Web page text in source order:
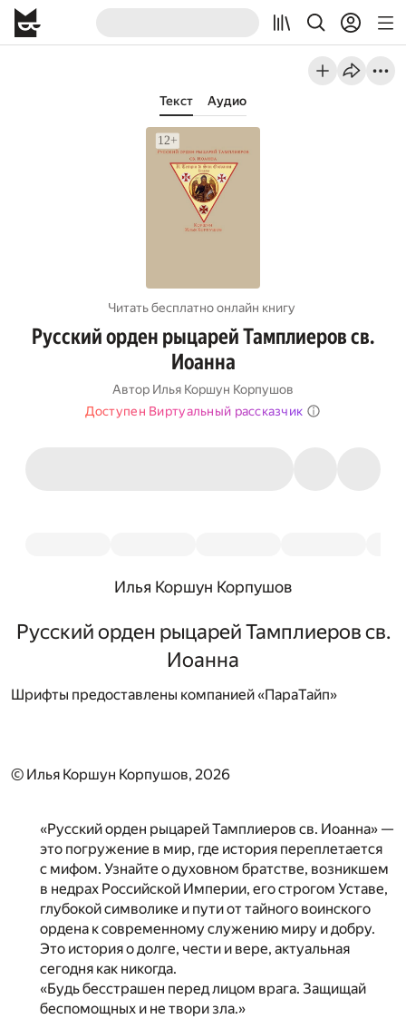
Текст Аудио
Читать бесплатно онлайн книгу
Русский орден рыцарей Тамплиеров св.
Иоанна
Автор Илья Коршун Корпушов
Доступен Виртуальный рассказчик
Илья Коршун Корпушов
Русский орден рыцарей Тамплиеров св.
Иоанна
Шрифты предоставлены компанией «ПараТайп»
© Илья Коршун Корпушов, 2026
«Русский орден рыцарей Тамплиеров св. Иоанна» —
это погружение в мир, где история переплетается
с мифом. Узнайте о духовном братстве, возникшем
в недрах Российской Империи, его строгом Уставе,
глубокой символике и пути от тайного воинского
ордена к современному служению миру и добру.
Это история о долге, чести и вере, актуальная
сегодня как никогда.
«Будь бесстрашен перед лицом врага. Защищай
беспомощных и не твори зла.»